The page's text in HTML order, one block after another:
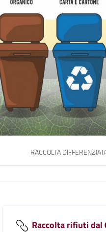
RACCOLTA
Raccolta rifiuti dal